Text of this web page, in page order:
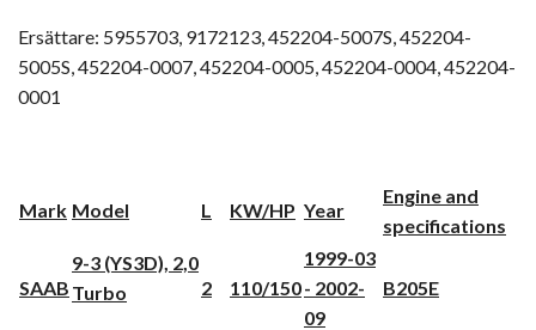
Ersättare: 5955703, 9172123, 452204-5007S, 452204-
5005S, 452204-0007, 452204-0005, 452204-0004, 452204-
0001
Mark Model L KW/HP Year
Engine and
specifications
SAAB
9-3 (YS3D), 2,0
Turbo
2 110/150
1999-03
- 2002-
09
B205E